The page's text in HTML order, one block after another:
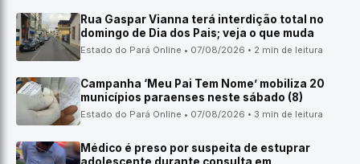
Rua Gaspar Vianna terá interdição total no
domingo de Dia dos Pais; veja o que muda
Estado do Pará Online • 07/08/2026 • 2 min de leitura
Campanha ‘Meu Pai Tem Nome’ mobiliza 20
municípios paraenses neste sábado (8)
Estado do Pará Online • 07/08/2026 • 3 min de leitura
Médico é preso por suspeita de estuprar